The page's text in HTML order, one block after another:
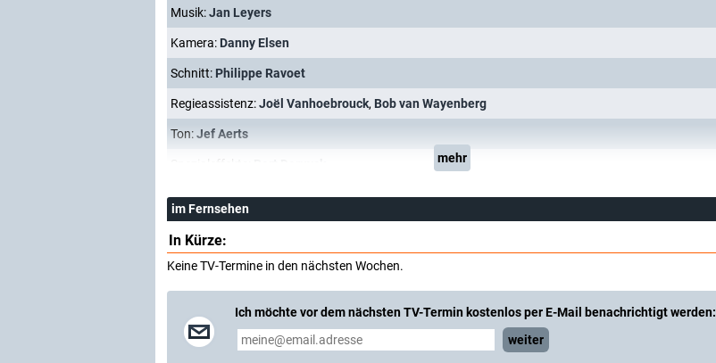
Musik:Jan Leyers
Kamera: Danny Elsen
Schnitt: Philippe Ravoet
Regieassistenz:Joël Vanhoebrouck, Bob van Wayenberg
Ton:Jef Aerts
mehr
im Fernsehen
In Kürze:
Keine TV-Termine in den nächsten Wochen.
Ich möchte vor dem nächsten TV-Termin kostenlos per E-Mail benachrichtigt werden:
weiter